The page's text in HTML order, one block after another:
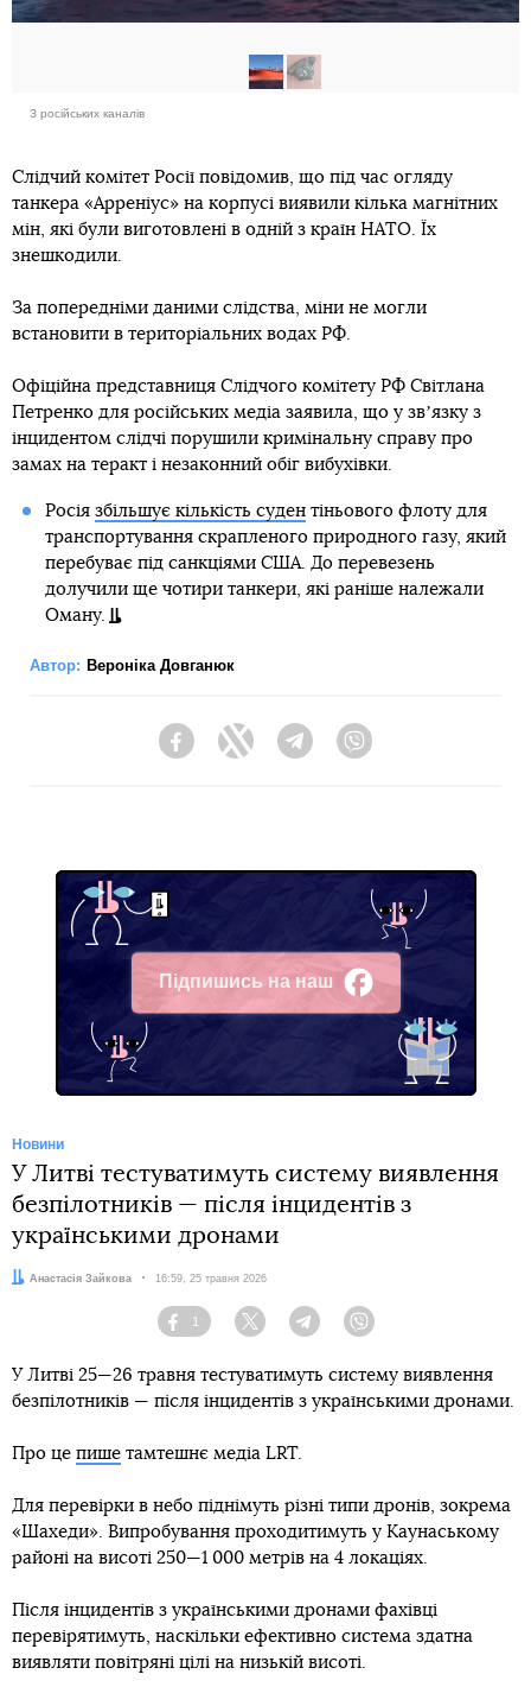
З російських каналів
Слідчий комітет Росії повідомив, що під час огляду
танкера «Арреніус» на корпусі виявили кілька магнітних
мін, які були виготовлені в одній з країн НАТО. Їх
знешкодили.
За попередніми даними слідства, міни не могли
встановити в територіальних водах РФ.
Офіційна представниця Слідчого комітету РФ Світлана
Петренко для російських медіа заявила, що у звʼязку з
інцидентом слідчі порушили кримінальну справу про
замах на теракт і незаконний обіг вибухівки.
Росія збільшує кількість судентіньового флоту для
транспортування скрапленого природного газу, який
перебуває під санкціями США. До перевезень
долучили ще чотири танкери, які раніше належали
Оману.
Автор: Вероніка Довганюк
FacebookTwitter Telegram
Підпишись на наш
Facebook
Новини
У Литві тестуватимуть систему виявлення
безпілотників — після інцидентів з
українськими дронами
Автор:
Анастасія Зайкова Дата:
16:59, 25 травня 2026
Facebook
1
Twitter TelegramViber
У Литві 25—26 травня тестуватимуть систему виявлення
безпілотників — після інцидентів з українськими дронами.
Про це пише тамтешнє медіа LRT.
Для перевірки в небо піднімуть різні типи дронів, зокрема
«Шахеди». Випробування проходитимуть у Каунаському
районі на висоті 250—1 000 метрів на 4 локаціях.
Після інцидентів з українськими дронами фахівці
перевірятимуть, наскільки ефективно система здатна
виявляти повітряні цілі на низькій висоті.